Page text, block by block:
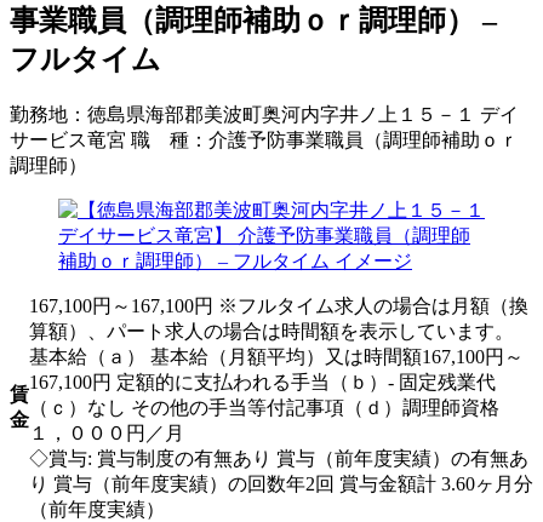
事業職員（調理師補助ｏｒ調理師） –
フルタイム
勤務地： 徳島県海部郡美波町奥河内字井ノ上１５－１ デイ
サービス竜宮 職 種： 介護予防事業職員（調理師補助ｏｒ
調理師）
賃
金
167,100円～167,100円 ※フルタイム求人の場合は月額（換
算額）、パート求人の場合は時間額を表示しています。
基本給（ａ） 基本給（月額平均）又は時間額167,100円～
167,100円 定額的に支払われる手当（ｂ）- 固定残業代
（ｃ）なし その他の手当等付記事項（ｄ）調理師資格
１，０００円／月
◇賞与: 賞与制度の有無あり 賞与（前年度実績）の有無あ
り 賞与（前年度実績）の回数年2回 賞与金額計 3.60ヶ月分
（前年度実績）